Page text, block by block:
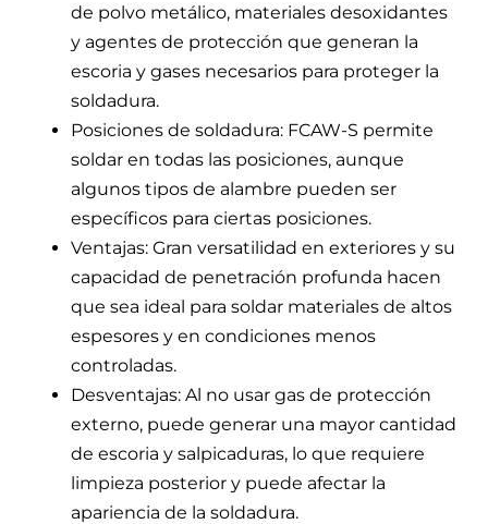
de polvo metálico, materiales desoxidantes
y agentes de protección que generan la
escoria y gases necesarios para proteger la
soldadura.
Posiciones de soldadura: FCAW-S permite
soldar en todas las posiciones, aunque
algunos tipos de alambre pueden ser
específicos para ciertas posiciones.
Ventajas: Gran versatilidad en exteriores y su
capacidad de penetración profunda hacen
que sea ideal para soldar materiales de altos
espesores y en condiciones menos
controladas.
Desventajas: Al no usar gas de protección
externo, puede generar una mayor cantidad
de escoria y salpicaduras, lo que requiere
limpieza posterior y puede afectar la
apariencia de la soldadura.